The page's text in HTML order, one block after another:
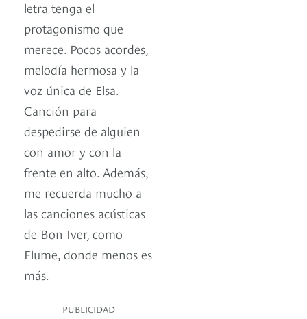
letra tenga el
protagonismo que
merece. Pocos acordes,
melodía hermosa y la
voz única de Elsa.
Canción para
despedirse de alguien
con amor y con la
frente en alto. Además,
me recuerda mucho a
las canciones acústicas
de Bon Iver, como
Flume, donde menos es
más.
PUBLICIDAD